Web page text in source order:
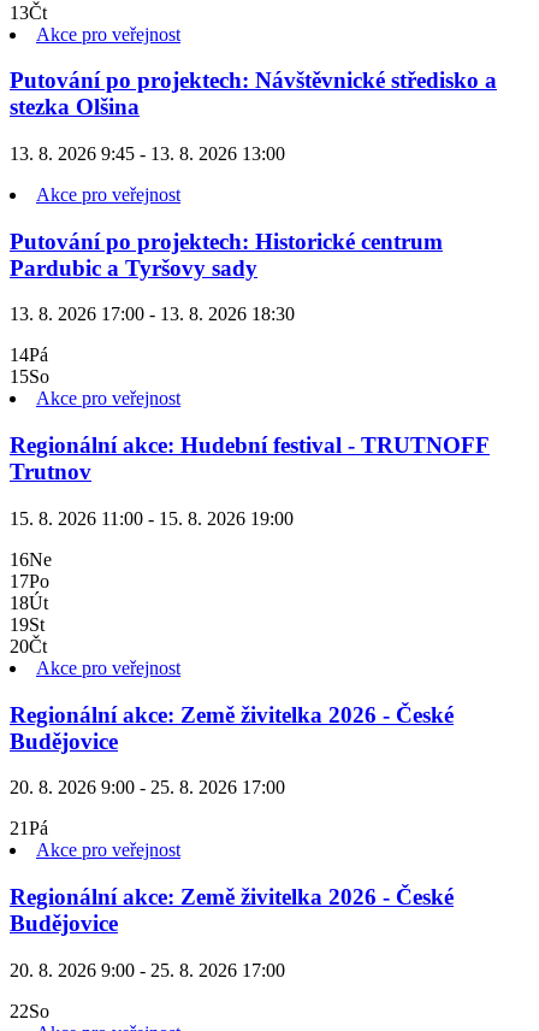
13Čt
Akce pro veřejnost
Putování po projektech: Návštěvnické středisko a
stezka Olšina
13. 8. 2026 9:45 - 13. 8. 2026 13:00
Akce pro veřejnost
Putování po projektech: Historické centrum
Pardubic a Tyršovy sady
13. 8. 2026 17:00 - 13. 8. 2026 18:30
14Pá
15So
Akce pro veřejnost
Regionální akce: Hudební festival - TRUTNOFF
Trutnov
15. 8. 2026 11:00 - 15. 8. 2026 19:00
16Ne
17Po
18Út
19St
20Čt
Akce pro veřejnost
Regionální akce: Země živitelka 2026 - České
Budějovice
20. 8. 2026 9:00 - 25. 8. 2026 17:00
21Pá
Akce pro veřejnost
Regionální akce: Země živitelka 2026 - České
Budějovice
20. 8. 2026 9:00 - 25. 8. 2026 17:00
22So